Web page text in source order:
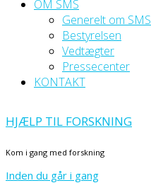
OM SMS
Generelt om SMS
Bestyrelsen
Vedtægter
Pressecenter
KONTAKT
HJÆLP TIL FORSKNING
Kom i gang med forskning
Inden du går i gang